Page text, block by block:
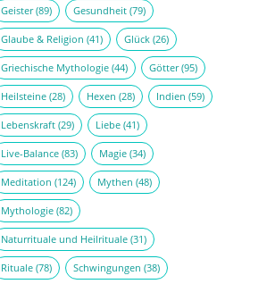
Geister(89) Gesundheit (79)
Glaube & Religion (41) Glück (26)
Griechische Mythologie (44) Götter(95)
Heilsteine (28) Hexen (28) Indien (59)
Lebenskraft (29) Liebe (41)
Live-Balance (83) Magie (34)
Meditation (124) Mythen (48)
Mythologie (82)
Naturrituale und Heilrituale (31)
Rituale (78) Schwingungen (38)